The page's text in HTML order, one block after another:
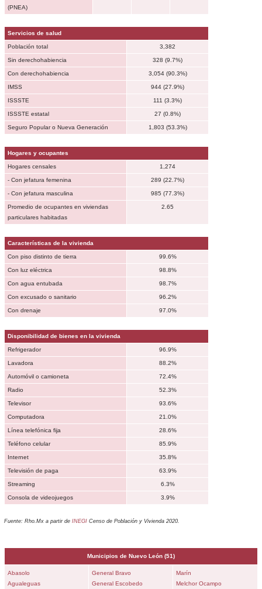
(PNEA)
Servicios de salud
Población total 3,382
Sin derechohabiencia 328 (9.7%)
Con derechohabiencia 3,054 (90.3%)
IMSS 944 (27.9%)
ISSSTE 111 (3.3%)
ISSSTE estatal 27 (0.8%)
Seguro Popular o Nueva Generación 1,803 (53.3%)
Hogares y ocupantes
Hogares censales 1,274
- Con jefatura femenina 289 (22.7%)
- Con jefatura masculina 985 (77.3%)
Promedio de ocupantes en viviendas
particulares habitadas
2.65
Características de la vivienda
Con piso distinto de tierra 99.6%
Con luz eléctrica 98.8%
Con agua entubada 98.7%
Con excusado o sanitario 96.2%
Con drenaje 97.0%
Disponibilidad de bienes en la vivienda
Refrigerador 96.9%
Lavadora 88.2%
Automóvil o camioneta 72.4%
Radio 52.3%
Televisor 93.6%
Computadora 21.0%
Línea telefónica fija 28.6%
Teléfono celular 85.9%
Internet 35.8%
Televisión de paga 63.9%
Streaming 6.3%
Consola de videojuegos 3.9%
Fuente: Rho.Mx a partir de INEGI Censo de Población y Vivienda 2020.
Municipios de Nuevo León (51)
Abasolo
Agualeguas
General Bravo
General Escobedo
Marín
Melchor Ocampo